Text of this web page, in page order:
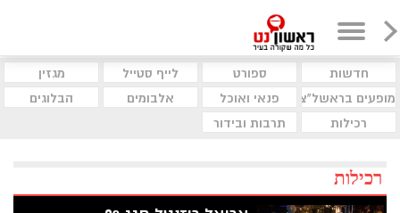
חדשות ספורט לייף סטייל
מגזין
מופעים בראשל"צ
פנאי ואוכל אלבומים
הבלוגים
רכילות
תרבות ובידור
רכילות